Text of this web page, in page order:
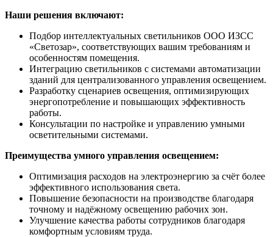
Наши решения включают:
Подбор интеллектуальных светильников ООО ИЗСС
«Светозар», соответствующих вашим требованиям и
особенностям помещения.
Интеграцию светильников с системами автоматизации
зданий для централизованного управления освещением.
Разработку сценариев освещения, оптимизирующих
энергопотребление и повышающих эффективность
работы.
Консультации по настройке и управлению умными
осветительными системами.
Преимущества умного управления освещением:
Оптимизация расходов на электроэнергию за счёт более
эффективного использования света.
Повышение безопасности на производстве благодаря
точному и надёжному освещению рабочих зон.
Улучшение качества работы сотрудников благодаря
комфортным условиям труда.